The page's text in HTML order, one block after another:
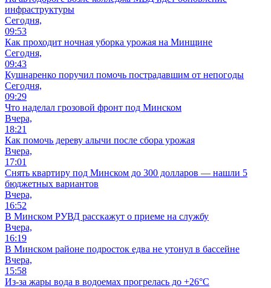
инфраструктуры
Сегодня,
09:53
Как проходит ночная уборка урожая на Минщине
Сегодня,
09:43
Кушнаренко поручил помочь пострадавшим от непогоды
Сегодня,
09:29
Что наделал грозовой фронт под Минском
Вчера,
18:21
Как помочь дереву алычи после сбора урожая
Вчера,
17:01
Снять квартиру под Минском до 300 долларов — нашли 5
бюджетных вариантов
Вчера,
16:52
В Минском РУВД расскажут о приеме на службу
Вчера,
16:19
В Минском районе подросток едва не утонул в бассейне
Вчера,
15:58
Из-за жары вода в водоемах прогрелась до +26°C